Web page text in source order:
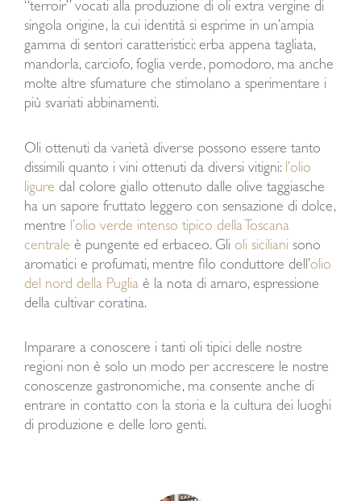
“terroir” vocati alla produzione di oli extra vergine di
singola origine, la cui identità si esprime in un’ampia
gamma di sentori caratteristici: erba appena tagliata,
mandorla, carciofo, foglia verde, pomodoro, ma anche
molte altre sfumature che stimolano a sperimentare i
più svariati abbinamenti.
Oli ottenuti da varietà diverse possono essere tanto
dissimili quanto i vini ottenuti da diversi vitigni: l’olio
ligure dal colore giallo ottenuto dalle olive taggiasche
ha un sapore fruttato leggero con sensazione di dolce,
mentre l’olio verde intenso tipico della Toscana
centrale è pungente ed erbaceo. Gli oli siciliani sono
aromatici e profumati, mentre filo conduttore dell’olio
del nord della Puglia è la nota di amaro, espressione
della cultivar coratina.
Imparare a conoscere i tanti oli tipici delle nostre
regioni non è solo un modo per accrescere le nostre
conoscenze gastronomiche, ma consente anche di
entrare in contatto con la storia e la cultura dei luoghi
di produzione e delle loro genti.